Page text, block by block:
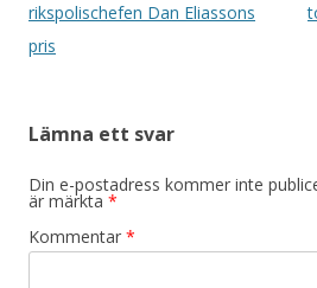
rikspolischefen Dan Eliassons
pris
Lämna ett svar
Din e-postadress kommer inte
är märkta *
Kommentar *